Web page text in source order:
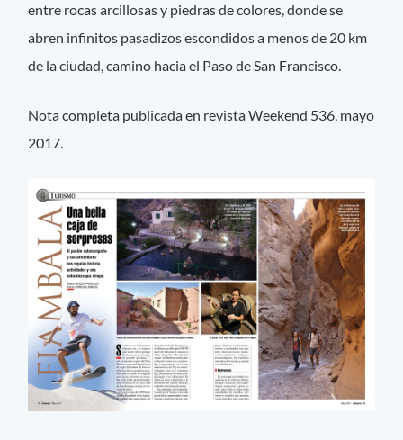
entre rocas arcillosas y piedras de colores, donde se
abren infinitos pasadizos escondidos a menos de 20 km
de la ciudad, camino hacia el Paso de San Francisco.
Nota completa publicada en revista Weekend 536, mayo
2017.